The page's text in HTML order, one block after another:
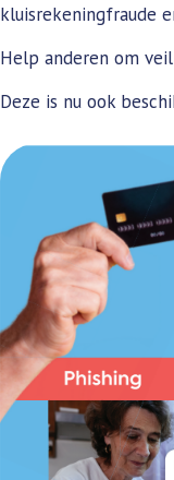
kluisrekeningfraude
Help anderen om
Deze is nu ook